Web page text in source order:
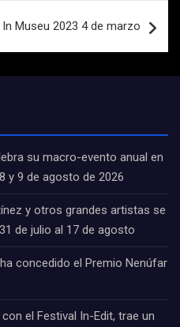
In Museu 2023 4 de marzo
su macro-evento anual en
y 9 de agosto de 2026
y otros grandes artistas se
de julio al 17 de agosto
concedido el Premio Nenúfar
el Festival In-Edit, trae un